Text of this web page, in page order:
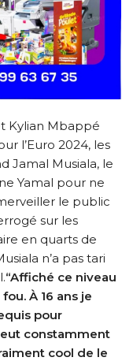
Kylian Mbappé
l’Euro 2024, les
Jamal Musiala, le
Yamal pour ne
le public
sur les
en quarts de
n’a pas tari
“Affiché ce niveau
À 16 ans je
pour
constamment
cool de le